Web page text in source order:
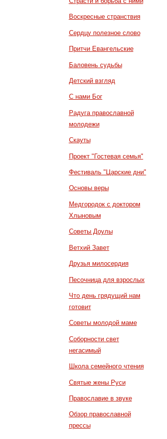
Воскресные странствия
Сердцу полезное слово
Притчи Евангельские
Баловень судьбы
Детский взгляд
С нами Бог
Радуга православной
молодежи
Скауты
Проект "Гостевая семья"
Фестиваль "Царские дни"
Основы веры
Медгородок с доктором
Хлыновым
Советы Доулы
Ветхий Завет
Друзья милосердия
Песочница для взрослых
Что день грядущий нам
готовит
Советы молодой маме
Соборности свет
негасимый
Школа семейного чтения
Святые жены Руси
Православие в звуке
Обзор православной
прессы